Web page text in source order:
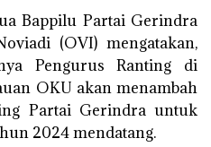
Bappilu Partai Gerindra
(OVI) mengatakan,
Pengurus Ranting di
OKU akan menambah
Partai Gerindra untuk
2024 mendatang.